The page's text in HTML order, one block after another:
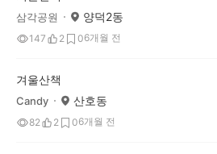
삼각공원 양덕2동
147 2 06개월 전
겨울산책
Candy 산호동
82 2 06개월 전